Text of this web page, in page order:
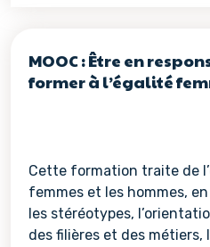
MOOC : Être en
former à l’égalité
Cette formation traite de
femmes et les hommes,
les stéréotypes,
des filières et des métiers,